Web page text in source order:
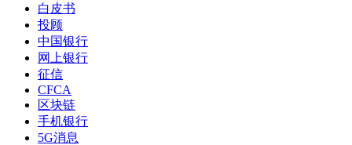
白皮书
投顾
中国银行
网上银行
征信
CFCA
区块链
手机银行
5G消息